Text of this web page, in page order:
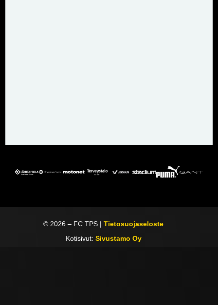
© 2026 – FC TPS |Tietosuojaseloste
Kotisivut: Sivustamo Oy